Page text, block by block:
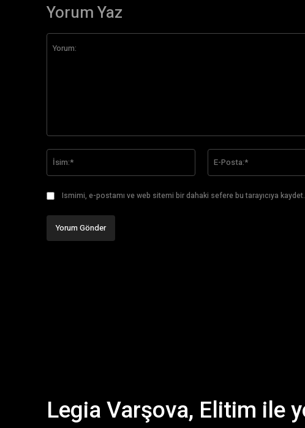
Yorum Yaz
Ismimi, e-postamı ve web sitemi bir dahaki sefere bu tarayıcıya kaydet.